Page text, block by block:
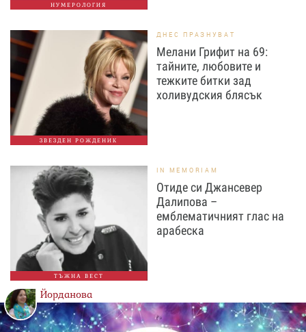
НУМЕРОЛОГИЯ
ЗВЕЗДЕН РОЖДЕНИК
ДНЕС ПРАЗНУВАТ
Мелани Грифит на 69:
тайните, любовите и
тежките битки зад
холивудския блясък
ТЪЖНА ВЕСТ
IN MEMORIAM
Отиде си Джансевер
Далипова –
емблематичният глас на
арабеска
Йорданова